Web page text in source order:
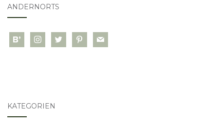
ANDERNORTS
bloglovininstagramtwitter pinterest
mail
KATEGORIEN